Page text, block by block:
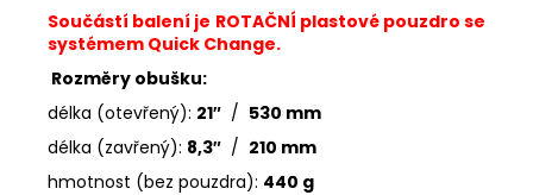
Součástí balení je ROTAČNÍ plastové pouzdro se
systémem Quick Change.
Rozměry obušku:
délka (otevřený): 21″ / 530 mm
délka (zavřený): 8,3″ / 210 mm
hmotnost (bez pouzdra): 440 g